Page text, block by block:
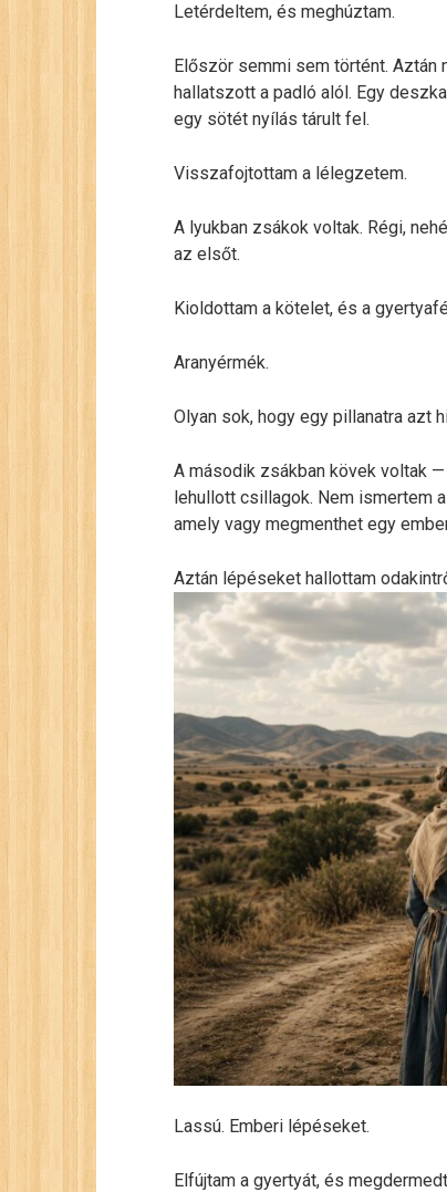
Letérdeltem, és meghúztam.
Először semmi sem történt. Aztán
hallatszott a padló alól. Egy
egy sötét nyílás tárult fel.
Visszafojtottam a lélegzetem.
A lyukban zsákok voltak. Régi,
az elsőt.
Kioldottam a kötelet, és a
Aranyérmék.
Olyan sok, hogy egy pillanatra azt
A második zsákban kövek voltak
lehullott csillagok. Nem ismertem
amely vagy megmenthet egy
Aztán lépéseket hallottam
Lassú. Emberi lépéseket.
Elfújtam a gyertyát, és